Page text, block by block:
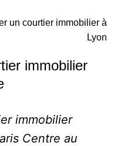
un courtier immobilier à
Lyon
immobilier
immobilier
Centre au